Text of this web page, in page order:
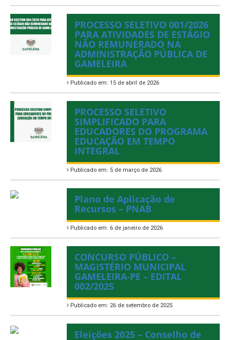
PROCESSO SELETIVO 001/2026
PARA ATIVIDADES DE ESTÁGIO
NÃO REMUNERADO NA
ADMINISTRAÇÃO PÚBLICA DE
GAMELEIRA
Publicado em: 15 de abril de 2026
PROCESSO SELETIVO
SIMPLIFICADO PARA
EDUCADORES DO PROGRAMA
EDUCAÇÃO EM TEMPO
INTEGRAL
Publicado em: 5 de março de 2026
Plano de Aplicação de
Recursos – PNAB
Publicado em: 6 de janeiro de 2026
CONCURSO PÚBLICO –
MAGISTÉRIO MUNICIPAL
GAMELEIRA-PE – EDITAL
002/2025
Publicado em: 26 de setembro de 2025
Eleições 2025 – Conselho de